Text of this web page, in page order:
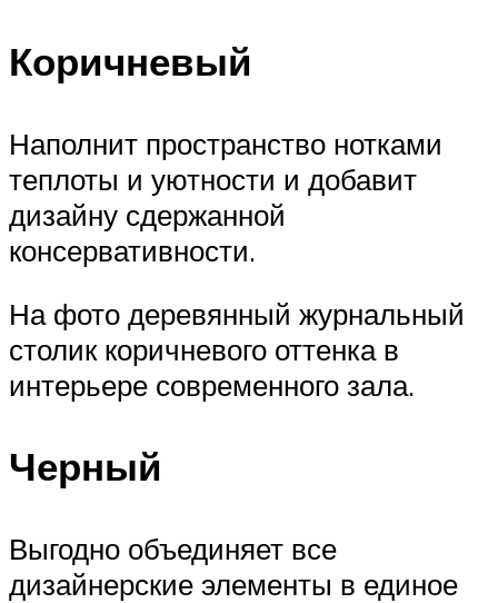
Коричневый
Наполнит пространство нотками
теплоты и уютности и добавит
дизайну сдержанной
консервативности.
На фото деревянный журнальный
столик коричневого оттенка в
интерьере современного зала.
Черный
Выгодно объединяет все
дизайнерские элементы в единое